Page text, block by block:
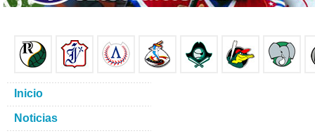
Inicio
Noticias